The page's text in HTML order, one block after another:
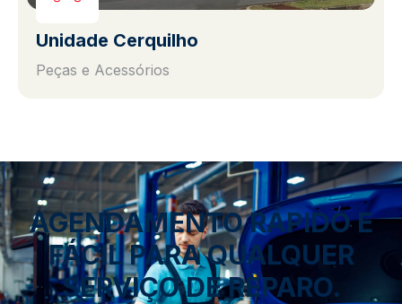
Unidade Cerquilho
Peças e Acessórios
AGENDAMENTO RÁPIDO E
FÁCIL PARA QUALQUER
SERVIÇO DE REPARO.